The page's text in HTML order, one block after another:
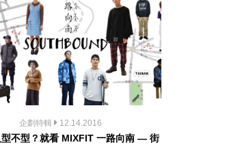
企劃特輯 12.14.2016
型不型？就看 MIXFIT 一路向南 — 街